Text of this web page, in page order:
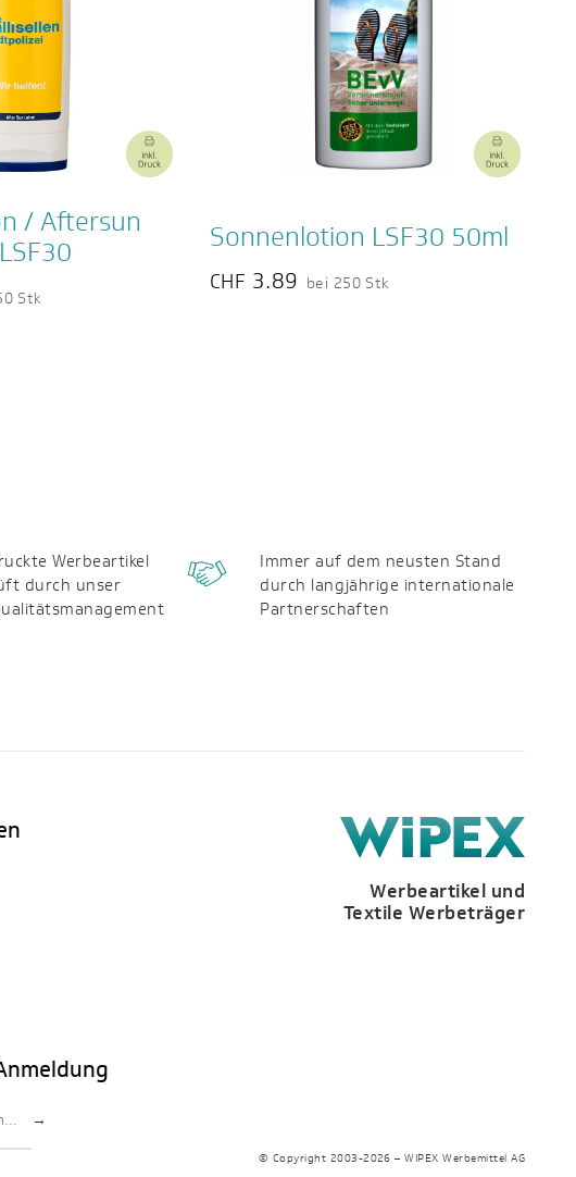
/ Aftersun
Stk
Sonnenlotion LSF30 50ml
CHF 3.89 bei 250 Stk
Werbeartikel
durch unser
Immer auf dem neusten Stand
durch langjährige internationale
Partnerschaften
→
Werbeartikel und
Textile Werbeträger
© Copyright 2003-2026 – WIPEX Werbemittel AG